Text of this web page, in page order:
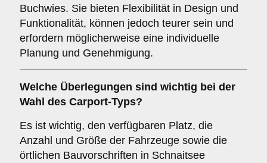
Buchwies. Sie bieten Flexibilität in Design und
Funktionalität, können jedoch teurer sein und
erfordern möglicherweise eine individuelle
Planung und Genehmigung.
Welche Überlegungen sind wichtig bei der
Wahl des Carport-Typs?
Es ist wichtig, den verfügbaren Platz, die
Anzahl und Größe der Fahrzeuge sowie die
örtlichen Bauvorschriften in Schnaitsee